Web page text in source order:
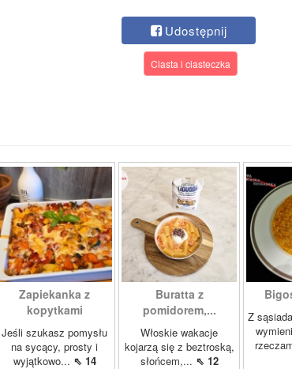
Udostępnij
Ciasta i ciasteczka
Zapiekanka z
kopytkami
Jeśli szukasz pomysłu
na sycący, prosty i
wyjątkowo... ⇖ 14
Buratta z
pomidorem,...
Włoskie wakacje
kojarzą się z beztroską,
słońcem,... ⇖ 12
Z